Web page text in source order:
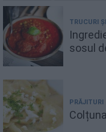
TRUCURI
sosul
PRĂJITURI